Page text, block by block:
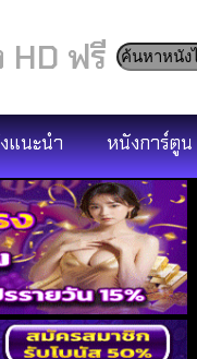
ฟรี
แนะนำ หนังการ์ตูน